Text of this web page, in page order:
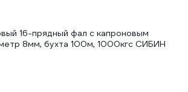
16-прядный фал с капроновым
8мм, бухта 100м, 1000кгс СИБИН